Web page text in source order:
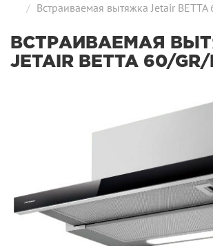
Встраиваемая вытяжка Jetair BETTA
ВСТРАИВАЕМАЯ
JETAIR BETTA 60/GR/